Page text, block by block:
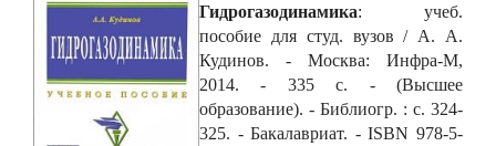
Гидрогазодинамика: учеб.
пособие для студ. вузов / А. А.
Кудинов. - Москва: Инфра-М,
2014. - 335 с. - (Высшее
образование). - Библиогр. : с. 324-
325. - Бакалавриат. - ISBN 978-5-